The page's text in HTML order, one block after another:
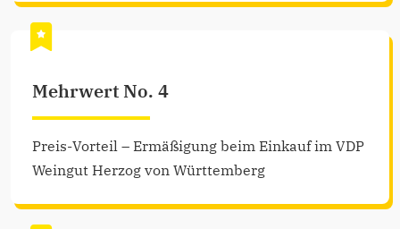
Mehrwert No. 4
Preis-Vorteil – Ermäßigung beim Einkauf im VDP
Weingut Herzog von Württemberg